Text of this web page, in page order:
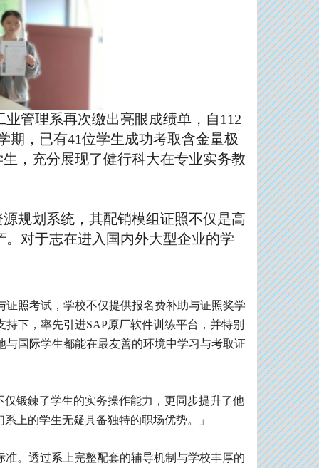
管理系再次缴出亮眼成绩单，自112
期，已有41位学生成功考取含金量极
，充分展现了健行科大在专业实务教
规划系统，其配销模组证照不仅是高
对于志在进入国内外大型企业的学
照考试，学校不仅提供报名费补助与证照奖学
下，率先引进SAP原厂软件训练平台，并特别
国际学生都能在最友善的环境中学习与考取证
锻鍊了学生的实务操作能力，更同步提升了他
上的学生无疑具备独特的职场优势。」
。透过系上完整配套的辅导机制与学校丰厚的